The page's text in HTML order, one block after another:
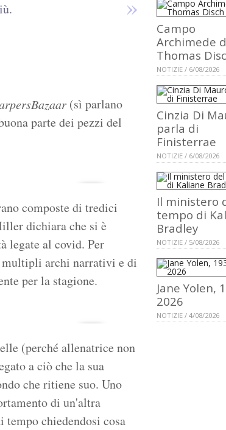
(sì parlano
parte dei pezzi del
composte di tredici
dichiara che si è
legate al covid. Per
multipli archi narrativi e di
per la stagione.
(perché allenatrice non
a ciò che la sua
che ritiene suo. Uno
di un'altra
tempo chiedendosi cosa
Campo
Archimede
Thomas
NOTIZIE / 6/08/2026
Cinzia Di
parla di
Finisterrae
NOTIZIE / 6/08/2026
Il ministero
tempo di
Bradley
NOTIZIE / 5/08/2026
Jane Yolen,
2026
NOTIZIE / 4/08/2026